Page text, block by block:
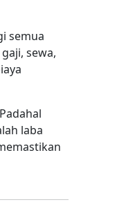
semua
sewa,
laba